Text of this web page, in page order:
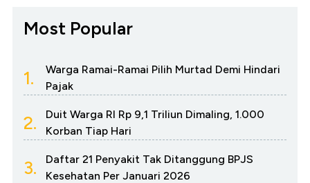
Most Popular
1.
Warga Ramai-Ramai Pilih Murtad Demi Hindari
Pajak
2.
Duit Warga RI Rp 9,1 Triliun Dimaling, 1.000
Korban Tiap Hari
3.
Daftar 21 Penyakit Tak Ditanggung BPJS
Kesehatan Per Januari 2026